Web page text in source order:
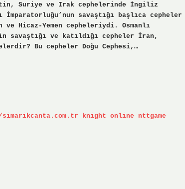
Suriye ve Irak cephelerinde İngiliz
savaştığı başlıca cepheler
Hicaz-Yemen cepheleriydi. Osmanlı
savaştığı ve katıldığı cepheler İran,
Bu cepheler Doğu Cephesi,…
knight online
nttgame